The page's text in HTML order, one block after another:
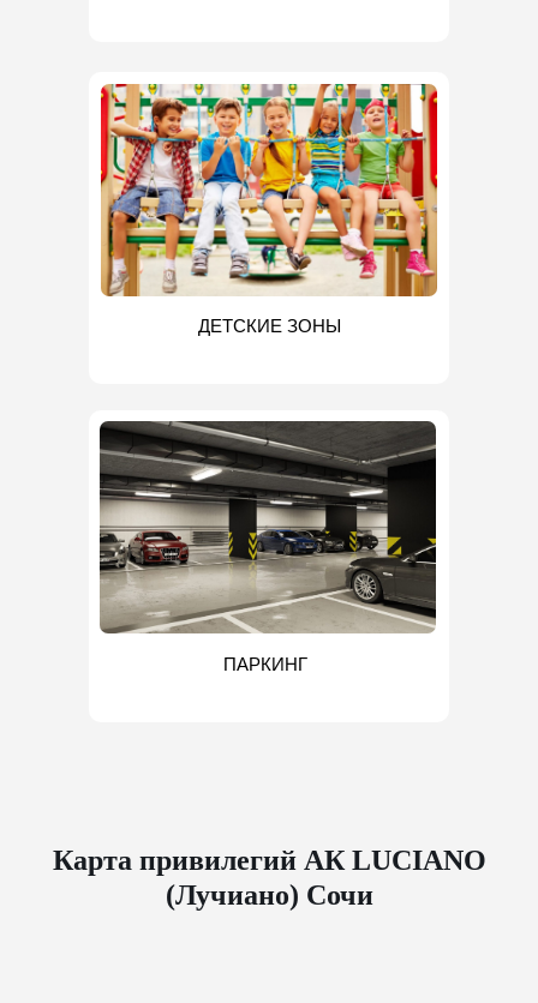
ДЕТСКИЕ ЗОНЫ
ПАРКИНГ
Карта привилегий АК LUCIANO
(Лучиано) Сочи